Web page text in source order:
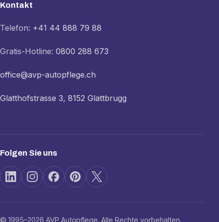
Kontakt
Telefon: +41 44 888 79 88
Gratis-Hotline: 0800 288 673
office@avp-autopflege.ch
Glatthofstrasse 3, 8152 Glattbrugg
Folgen Sie uns
© 1995–2026 AVP Autopflege. Alle Rechte vorbehalten.